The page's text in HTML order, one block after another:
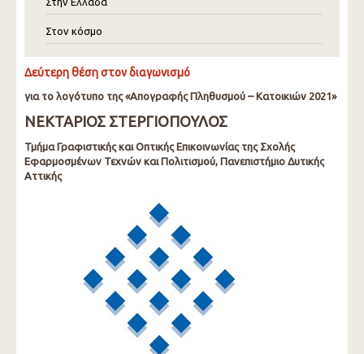
Στον κόσμο
Δεύτερη θέση στον διαγωνισμό
για το λογότυπο της «Απογραφής Πληθυσμού – Κατοικιών 2021»
ΝΕΚΤΑΡΙΟΣ ΣΤΕΡΓΙΟΠΟΥΛΟΣ
Τμήμα Γραφιστικής και Οπτικής Επικοινωνίας της Σχολής
Εφαρμοσμένων Τεχνών και Πολιτισμού, Πανεπιστήμιο Δυτικής
Αττικής